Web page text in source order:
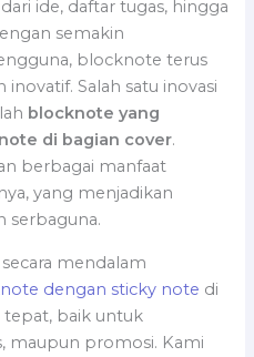
ide, daftar tugas, hingga
semakin
blocknote terus
Salah satu inovasi
blocknote yang
di bagian cover.
berbagai manfaat
yang menjadikan
serbaguna.
mendalam
dengan sticky note di
tepat, baik untuk
maupun promosi. Kami